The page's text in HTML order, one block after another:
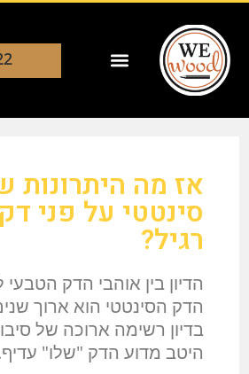
אז מה היתרונות
סינטטי על פני
רגיל?
הדיון בין אוהבי הדק הטבעי
הדק הסינטטי הוא ארוך
בדיון רשימה ארוכה של
היטב מדוע הדק "שלו"